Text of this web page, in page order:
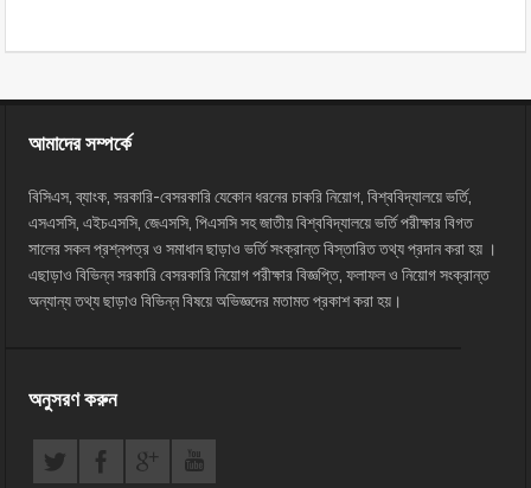
আমাদের সম্পর্কে
বিসিএস, ব্যাংক, সরকারি-বেসরকারি যেকোন ধরনের চাকরি নিয়োগ, বিশ্ববিদ্যালয়ে ভর্তি,
এসএসসি, এইচএসসি, জেএসসি, পিএসসি সহ জাতীয় বিশ্ববিদ্যালয়ে ভর্তি পরীক্ষার বিগত
সালের সকল প্রশ্নপত্র ও সমাধান ছাড়াও ভর্তি সংক্রান্ত বিস্তারিত তথ্য প্রদান করা হয় ।
এছাড়াও বিভিন্ন সরকারি বেসরকারি নিয়োগ পরীক্ষার বিজ্ঞপ্তি, ফলাফল ও নিয়োগ সংক্রান্ত
অন্যান্য তথ্য ছাড়াও বিভিন্ন বিষয়ে অভিজ্ঞদের মতামত প্রকাশ করা হয়।
অনুসরণ করুন